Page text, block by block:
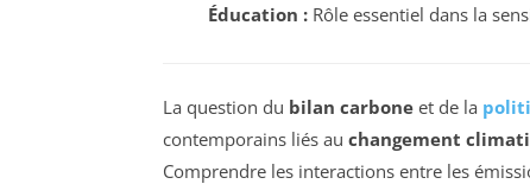
Éducation :Rôle essentiel dans la
La question du bilan carbone et de la
contemporains liés au changement
Comprendre les interactions entre les